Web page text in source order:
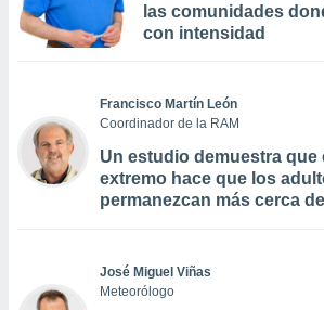
las comunidades
con intensidad
Francisco Martín León
Coordinador de la RAM
Un estudio demuestra que
extremo hace que los
permanezcan más cerca
José Miguel Viñas
Meteorólogo